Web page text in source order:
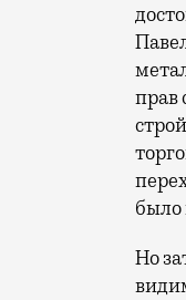
прав
было
Но